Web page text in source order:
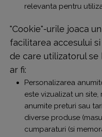
relevanta pentru
"Cookie"-urile joaca
facilitarea accesului
de care utilizatorul
ar fi:
Personalizarea
este vizualizat un
anumite preturi sau
diverse produse
cumparaturi (si